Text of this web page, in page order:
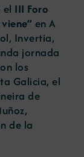
III Foro
en A
Invertia,
jornada
los
Galicia, el
de
de la